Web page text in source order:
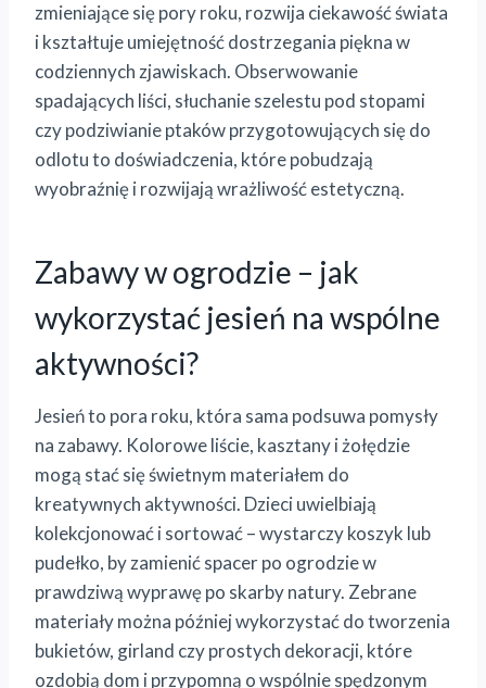
zmieniające się pory roku, rozwija ciekawość świata
i kształtuje umiejętność dostrzegania piękna w
codziennych zjawiskach. Obserwowanie
spadających liści, słuchanie szelestu pod stopami
czy podziwianie ptaków przygotowujących się do
odlotu to doświadczenia, które pobudzają
wyobraźnię i rozwijają wrażliwość estetyczną.
Zabawy w ogrodzie – jak
wykorzystać jesień na wspólne
aktywności?
Jesień to pora roku, która sama podsuwa pomysły
na zabawy. Kolorowe liście, kasztany i żołędzie
mogą stać się świetnym materiałem do
kreatywnych aktywności. Dzieci uwielbiają
kolekcjonować i sortować – wystarczy koszyk lub
pudełko, by zamienić spacer po ogrodzie w
prawdziwą wyprawę po skarby natury. Zebrane
materiały można później wykorzystać do tworzenia
bukietów, girland czy prostych dekoracji, które
ozdobią dom i przypomną o wspólnie spędzonym